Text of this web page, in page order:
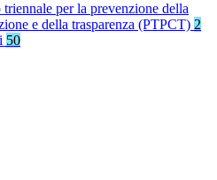
triennale per la prevenzione della
e della trasparenza (PTPCT) 2
50